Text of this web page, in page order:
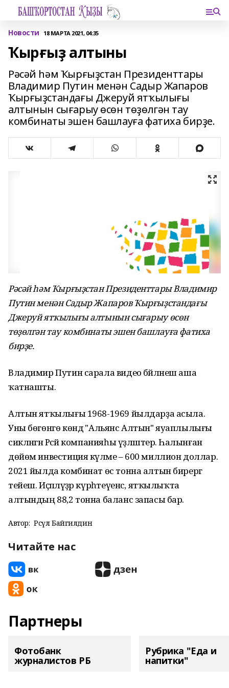
Новости 18 МАРТА 2021, 04:35
Ҡырғыҙ алтыны
Рәсәй һәм Ҡырғыҙстан Президенттары
Владимир Путин менән Садыр Жапаров
Ҡырғыҙстандағы Джеруй ятҡылығы
алтынын сығарыу өсөн төҙөлгән тау
комбинаты эшен башлауға фатиха бирҙе.
Рәсәй һәм Ҡырғыҙстан Президенттары Владимир
Путин менән Садыр Жапаров Ҡырғыҙстандағы
Джеруй ятҡылығы алтынын сығарыу өсөн
төҙөлгән тау комбинаты эшен башлауға фатиха
бирҙе.
Владимир Путин сарала видео бәйләнеш аша
ҡатнашты.
Алтын ятҡылығы 1968-1969 йылдарҙа асыла.
Уны бөгөнгө көндә "Альянс Алтын" яуаплылығы
сикләнгән Рәсәй компанияһы үҙләштерә. Һалынған
дөйөм инвестиция күләме – 600 миллион доллар.
2021 йылда комбинат өс тонна алтын бирергә
тейеш. Иҫәпләүҙәр күрһәтеүенсә, ятҡылыҡта
алтындың 88,2 тонна баланс запасы бар.
Автор: Рәсүл Байгилдин
Читайте нас
Партнеры
Фотобанк
журналистов РБ
Рубрика "Еда и
напитки"